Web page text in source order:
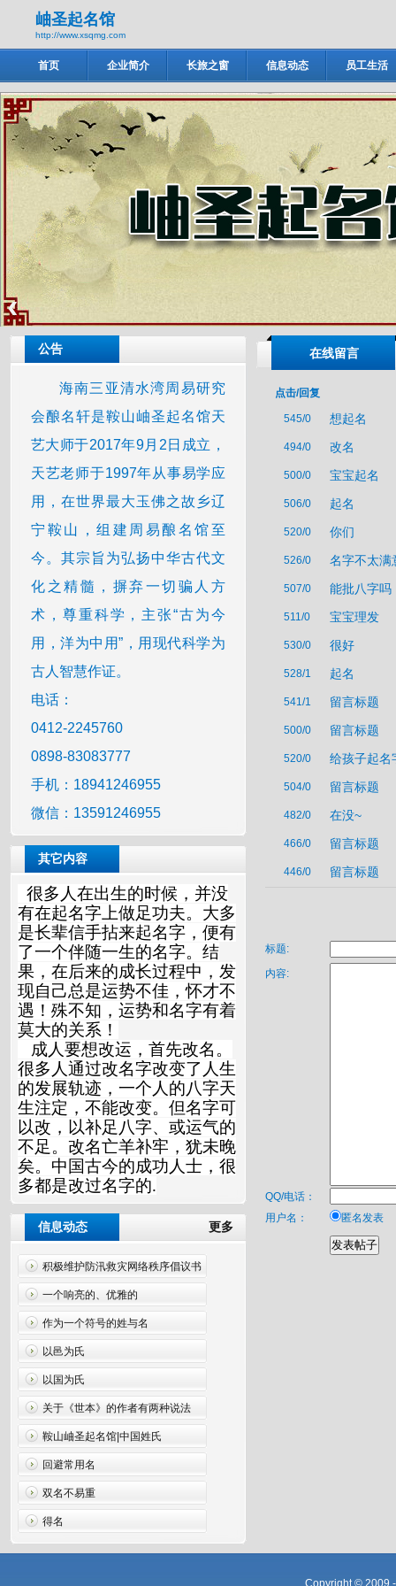
岫圣起名馆
http://www.xsqmg.com
首页 企业简介 长旅之窗 信息动态 员工生活
岫圣起名馆
‹
公告
海南三亚清水湾周易研究
会酿名轩是鞍山岫圣起名馆天
艺大师于2017年9月2日成立，
天艺老师于1997年从事易学应
用，在世界最大玉佛之故乡辽
宁鞍山，组建周易酿名馆至
今。其宗旨为弘扬中华古代文
化之精髓，摒弃一切骗人方
术，尊重科学，主张“古为今
用，洋为中用”，用现代科学为
古人智慧作证。
电话：
0412-2245760
0898-83083777
手机：18941246955
微信：13591246955
其它内容
很多人在出生的时候，并没
有在起名字上做足功夫。大多
是长辈信手拈来起名字，便有
了一个伴随一生的名字。结
果，在后来的成长过程中，发
现自己总是运势不佳，怀才不
遇！殊不知，运势和名字有着
莫大的关系！
成人要想改运，首先改名。
很多人通过改名字改变了人生
的发展轨迹，一个人的八字天
生注定，不能改变。但名字可
以改，以补足八字、或运气的
不足。改名亡羊补牢，犹未晚
矣。中国古今的成功人士，很
多都是改过名字的.
更多
信息动态
积极维护防汛救灾网络秩序倡议书
一个响亮的、优雅的
作为一个符号的姓与名
以邑为氏
以国为氏
关于《世本》的作者有两种说法
鞍山岫圣起名馆|中国姓氏
回避常用名
双名不易重
得名
在线留言
点击/回复
545/0 想起名
494/0 改名
500/0 宝宝起名
506/0 起名
520/0 你们
526/0 名字不太满
507/0 能批八字吗
511/0 宝宝理发
530/0 很好
528/1 起名
541/1 留言标题
500/0 留言标题
520/0 给孩子起名
504/0 留言标题
482/0 在没~
466/0 留言标题
446/0 留言标题
标题:
内容:
QQ/电话：
用户名：
匿名发表
Copyright © 2009